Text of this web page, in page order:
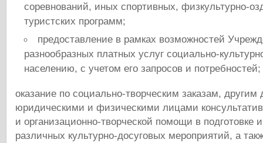
соревнований, иных спортивных, физкультурно-
туристских программ;
предоставление в рамках возможностей
разнообразных платных услуг социально-
населению, с учетом его запросов и потребностей;
оказание по социально-творческим заказам, другим
юридическими и физическими лицами
и организационно-творческой помощи в подготовке
различных культурно-досуговых мероприятий, а